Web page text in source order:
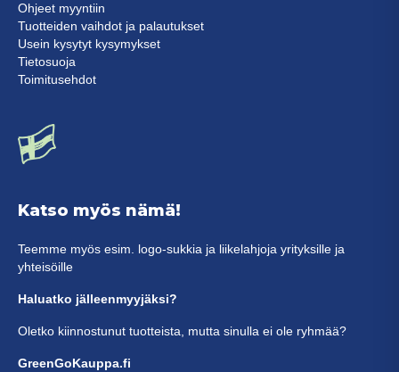
Ohjeet myyntiin
Tuotteiden vaihdot ja palautukset
Usein kysytyt kysymykset
Tietosuoja
Toimitusehdot
Katso myös nämä!
Teemme myös esim. logo-sukkia ja liikelahjoja yrityksille ja
yhteisöille
Haluatko jälleenmyyjäksi?
Oletko kiinnostunut tuotteista, mutta sinulla ei ole ryhmää?
GreenGoKauppa.fi